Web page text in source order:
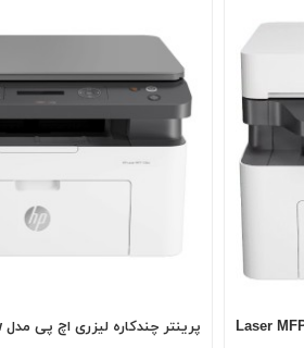
پرینتر چندکاره لیزری اچ پی مدل 136w